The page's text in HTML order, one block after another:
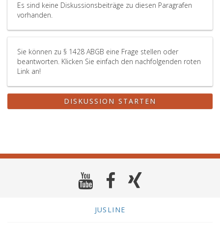
Es sind keine Diskussionsbeiträge zu diesen Paragrafen
vorhanden.
Sie können zu § 1428 ABGB eine Frage stellen oder
beantworten. Klicken Sie einfach den nachfolgenden roten
Link an!
DISKUSSION STARTEN
JUSLINE